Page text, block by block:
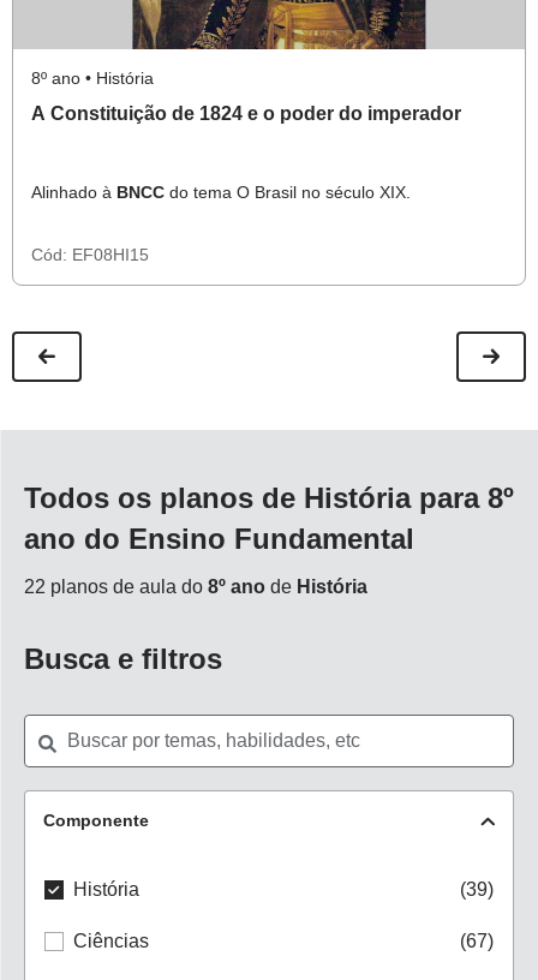
8º ano • História
A Constituição de 1824 e o poder do imperador
Alinhado à BNCC do tema O Brasil no século XIX.
Cód: EF08HI15
Todos os planos de História para 8º
ano do Ensino Fundamental
22 planos de aula do 8º ano de História
Busca e filtros
Componente
História (39)
Ciências (67)